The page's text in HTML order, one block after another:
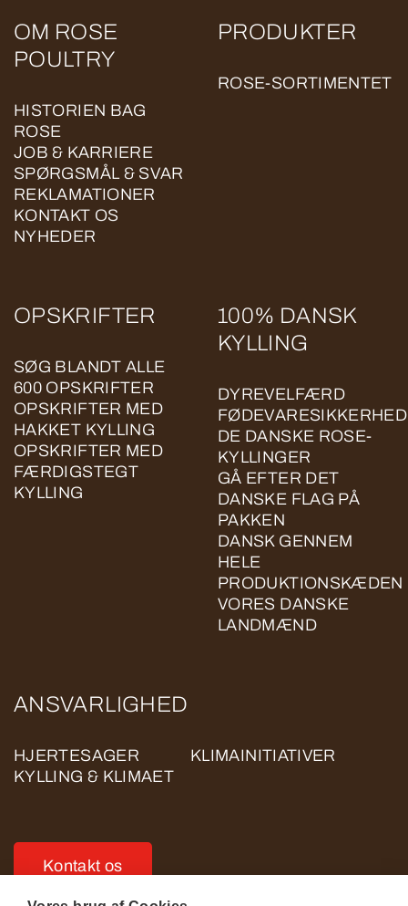
OM ROSE
POULTRY
HISTORIEN BAG
ROSE
JOB & KARRIERE
SPØRGSMÅL & SVAR
REKLAMATIONER
KONTAKT OS
NYHEDER
PRODUKTER
ROSE-SORTIMENTET
OPSKRIFTER
SØG BLANDT ALLE
600 OPSKRIFTER
OPSKRIFTER MED
HAKKET KYLLING
OPSKRIFTER MED
FÆRDIGSTEGT
KYLLING
100% DANSK
KYLLING
DYREVELFÆRD
FØDEVARESIKKERHED
DE DANSKE ROSE-
KYLLINGER
GÅ EFTER DET
DANSKE FLAG PÅ
PAKKEN
DANSK GENNEM
HELE
PRODUKTIONSKÆDEN
VORES DANSKE
LANDMÆND
ANSVARLIGHED
HJERTESAGER
KLIMAINITIATIVER
KYLLING & KLIMAET
Kontakt os